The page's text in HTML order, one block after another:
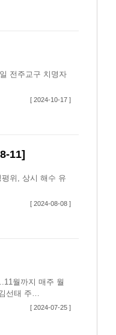
전주교구 치명자
[ 2024-10-17 ]
11]
위, 상시 해수 유
[ 2024-08-08 ]
월까지 매주 월
선태 주…
[ 2024-07-25 ]